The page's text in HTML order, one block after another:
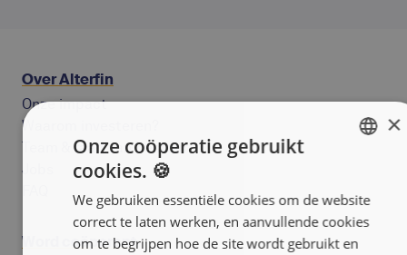
Over Alterfin
Onze impact
Waarom investeren?
Team & raad van bestuur
Jobs
Word coöperant
FRANÇAIS
NEDERLANDS
×
Onze coöperatie gebruikt
cookies. 🍪
We gebruiken essentiële cookies om de website
correct te laten werken, en aanvullende cookies
om te begrijpen hoe de site wordt gebruikt en